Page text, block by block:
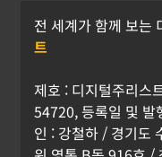
전 세계가 함께 보는
트
제호 : 디지털주리스
54720, 등록일 및 발
인 : 강철하 / 경기도